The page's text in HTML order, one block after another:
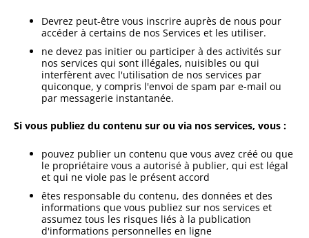
Devrez peut-être vous inscrire auprès de nous pour
accéder à certains de nos Services et les utiliser.
ne devez pas initier ou participer à des activités sur
nos services qui sont illégales, nuisibles ou qui
interfèrent avec l'utilisation de nos services par
quiconque, y compris l'envoi de spam par e-mail ou
par messagerie instantanée.
Si vous publiez du contenu sur ou via nos services, vous :
pouvez publier un contenu que vous avez créé ou que
le propriétaire vous a autorisé à publier, qui est légal
et qui ne viole pas le présent accord
êtes responsable du contenu, des données et des
informations que vous publiez sur nos services et
assumez tous les risques liés à la publication
d'informations personnelles en ligne